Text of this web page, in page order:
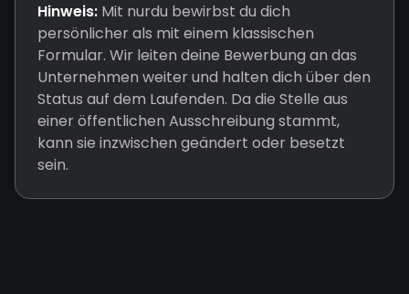
Hinweis: Mit nurdu bewirbst du dich
persönlicher als mit einem klassischen
Formular. Wir leiten deine Bewerbung an das
Unternehmen weiter und halten dich über den
Status auf dem Laufenden. Da die Stelle aus
einer öffentlichen Ausschreibung stammt,
kann sie inzwischen geändert oder besetzt
sein.